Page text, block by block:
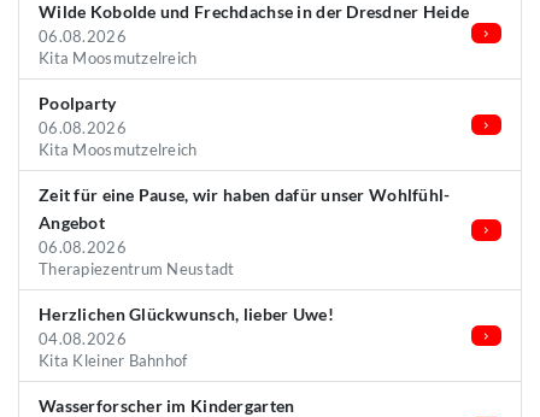
Wilde Kobolde und Frechdachse in der Dresdner Heide
06.08.2026
Kita Moosmutzelreich
Poolparty
06.08.2026
Kita Moosmutzelreich
Zeit für eine Pause, wir haben dafür unser Wohlfühl-
Angebot
06.08.2026
Therapiezentrum Neustadt
Herzlichen Glückwunsch, lieber Uwe!
04.08.2026
Kita Kleiner Bahnhof
Wasserforscher im Kindergarten